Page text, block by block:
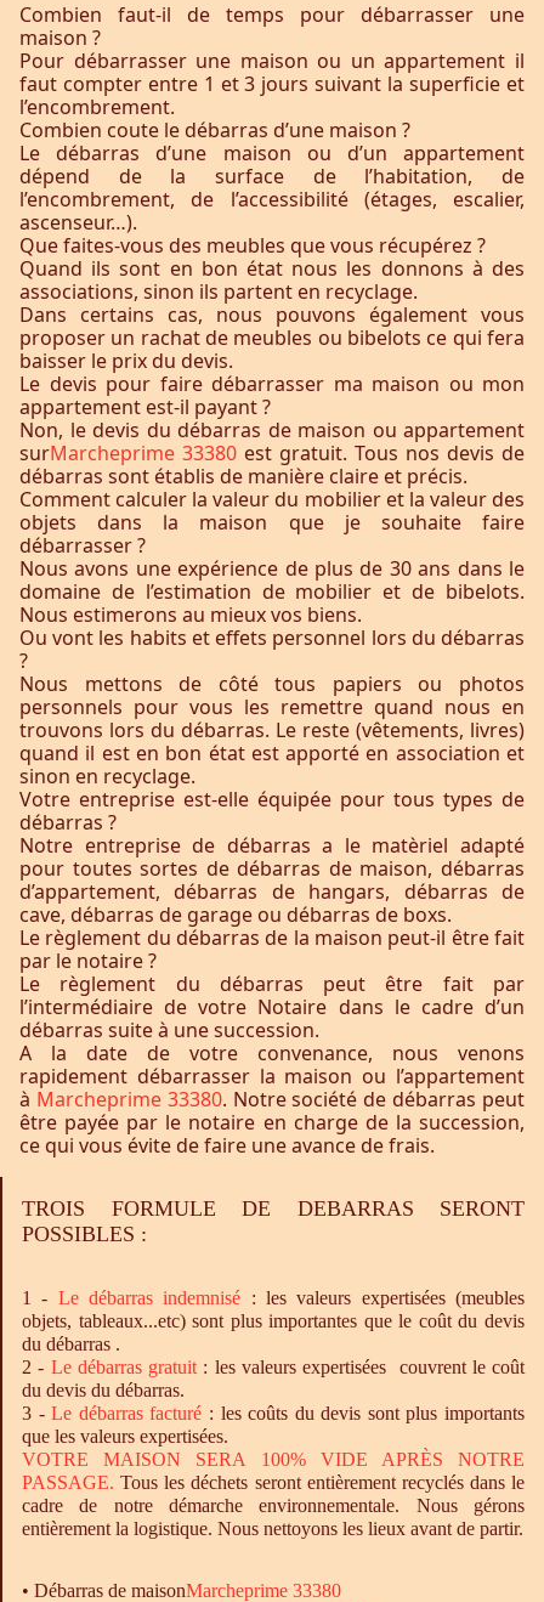
Combien faut-il de temps pour débarrasser une
maison ?
Pour débarrasser une maison ou un appartement il
faut compter entre 1 et 3 jours suivant la superficie et
l’encombrement.
Combien coute le débarras d’une maison ?
Le débarras d’une maison ou d’un appartement
dépend de la surface de l’habitation, de
l’encombrement, de l’accessibilité (étages, escalier,
ascenseur…).
Que faites-vous des meubles que vous récupérez ?
Quand ils sont en bon état nous les donnons à des
associations, sinon ils partent en recyclage.
Dans certains cas, nous pouvons également vous
proposer un rachat de meubles ou bibelots ce qui fera
baisser le prix du devis.
Le devis pour faire débarrasser ma maison ou mon
appartement est-il payant ?
Non, le devis du débarras de maison ou appartement
surMarcheprime 33380 est gratuit. Tous nos devis de
débarras sont établis de manière claire et précis.
Comment calculer la valeur du mobilier et la valeur des
objets dans la maison que je souhaite faire
débarrasser ?
Nous avons une expérience de plus de 30 ans dans le
domaine de l’estimation de mobilier et de bibelots.
Nous estimerons au mieux vos biens.
Ou vont les habits et effets personnel lors du débarras
?
Nous mettons de côté tous papiers ou photos
personnels pour vous les remettre quand nous en
trouvons lors du débarras. Le reste (vêtements, livres)
quand il est en bon état est apporté en association et
sinon en recyclage.
Votre entreprise est-elle équipée pour tous types de
débarras ?
Notre entreprise de débarras a le matèriel adapté
pour toutes sortes de débarras de maison, débarras
d’appartement, débarras de hangars, débarras de
cave, débarras de garage ou débarras de boxs.
Le règlement du débarras de la maison peut-il être fait
par le notaire ?
Le règlement du débarras peut être fait par
l’intermédiaire de votre Notaire dans le cadre d’un
débarras suite à une succession.
A la date de votre convenance, nous venons
rapidement débarrasser la maison ou l’appartement
à Marcheprime 33380. Notre société de débarras peut
être payée par le notaire en charge de la succession,
ce qui vous évite de faire une avance de frais.
TROIS FORMULE DE DEBARRAS SERONT
POSSIBLES :
1 - Ledébarras indemnisé : les valeurs expertisées (meubles
objets, tableaux...etc) sont plus importantes que le coût du devis
du débarras .
2 - Le débarrasgratuit : les valeurs expertisées couvrent le coût
du devis du débarras.
3 -Le débarrasfacturé : les coûts du devis sont plus importants
que les valeurs expertisées.
VOTRE MAISON SERA 100% VIDE APRÈS NOTRE
PASSAGE. Tous les déchets seront entièrement recyclés dans le
cadre de notre démarche environnementale. Nous gérons
entièrement la logistique. Nous nettoyons les lieux avant de partir.
• Débarras de maisonMarcheprime 33380